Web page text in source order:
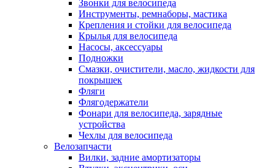
Звонки для велосипеда
Инструменты, ремнаборы, мастика
Крепления и стойки для велосипеда
Крылья для велосипеда
Насосы, аксессуары
Подножки
Смазки, очистители, масло, жидкости для
покрышек
Фляги
Флягодержатели
Фонари для велосипеда, зарядные
устройства
Чехлы для велосипеда
Велозапчасти
Вилки, задние амортизаторы